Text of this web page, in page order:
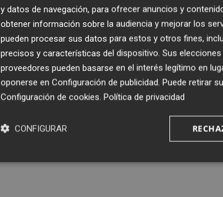
y datos de navegación, para ofrecer anuncios y
obtener información sobre la audiencia y mejorar los
pueden procesar sus datos para estos y otros fines,
precisos y características del dispositivo. Sus
proveedores pueden basarse en el interés legítimo en
oponerse en Configuración de publicidad. Puede retirar
Configuración de cookies. Política de privacidad
CONFIGURAR